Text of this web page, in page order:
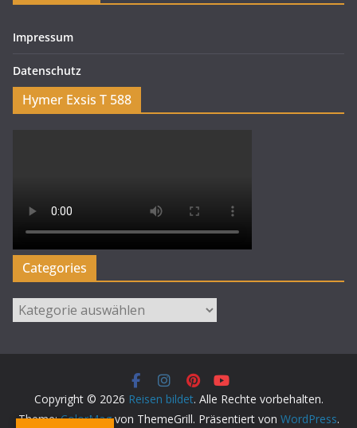
Impressum
Datenschutz
Hymer Exsis T 588
Categories
Categories
Copyright © 2026 Reisen bildet. Alle Rechte vorbehalten.
Theme:ColorMagvon ThemeGrill. Präsentiert von WordPress.